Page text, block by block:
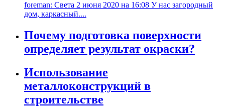
foreman: Света 2 июня 2020 на 16:08 У нас загородный
дом, каркасный....
Почему подготовка поверхности
определяет результат окраски?
Использование
металлоконструкций в
строительстве